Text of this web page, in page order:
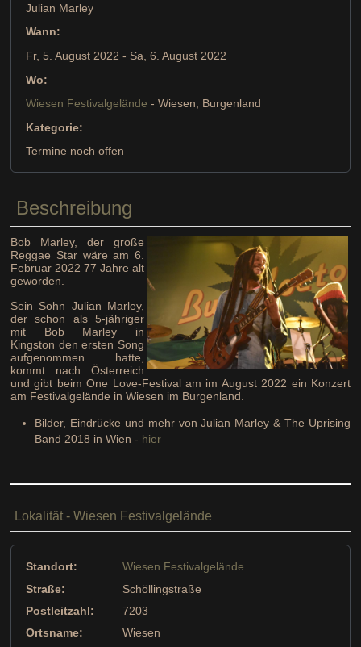
Julian Marley
Wann:
Fr, 5. August 2022 - Sa, 6. August 2022
Wo:
Wiesen Festivalgelände - Wiesen, Burgenland
Kategorie:
Termine noch offen
Beschreibung
Bob Marley, der große
Reggae Star wäre am 6.
Februar 2022 77 Jahre alt
geworden.
Sein Sohn Julian Marley,
der schon als 5-jähriger
mit Bob Marley in
Kingston den ersten Song
aufgenommen hatte,
kommt nach Österreich
und gibt beim One Love-Festival am im August 2022 ein Konzert
am Festivalgelände in Wiesen im Burgenland.
Bilder, Eindrücke und mehr von Julian Marley & The Uprising
Band 2018 in Wien - hier
Lokalität - Wiesen Festivalgelände
Standort:
Wiesen Festivalgelände
Straße:
Schöllingstraße
Postleitzahl:
7203
Ortsname:
Wiesen